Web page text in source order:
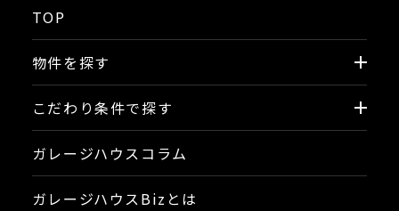
TOP
物件を探す
こだわり条件で探す
ガレージハウスコラム
ガレージハウスBizとは